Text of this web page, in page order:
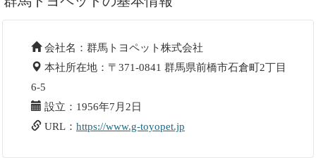
会社名：群馬トヨペット株式会社
本社所在地：〒371-0841 群馬県前橋市石倉町2丁目
6-5
設立：1956年7月2日
URL： https://www.g-toyopet.jp